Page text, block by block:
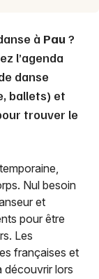
à Pau ?
l’agenda
danse
ballets) et
trouver le
Nul besoin
et
pour être
Les
françaises et
découvrir lors